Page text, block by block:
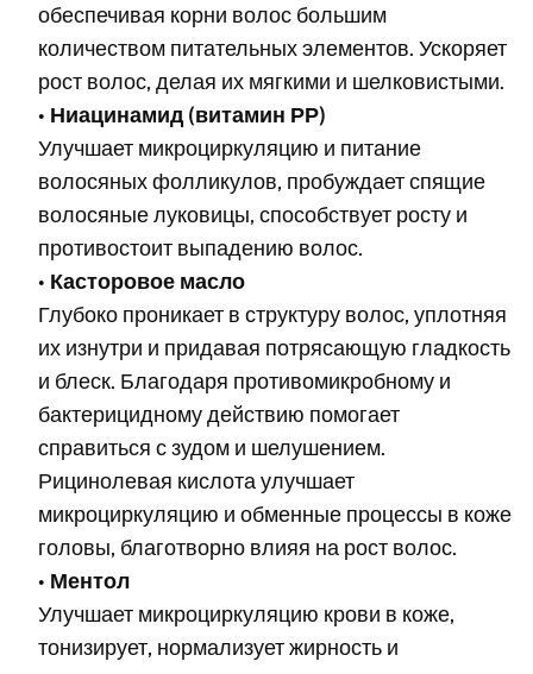
обеспечивая корни волос большим
количеством питательных элементов. Ускоряет
рост волос, делая их мягкими и шелковистыми.
• Ниацинамид (витамин РР)
Улучшает микроциркуляцию и питание
волосяных фолликулов, пробуждает спящие
волосяные луковицы, способствует росту и
противостоит выпадению волос.
• Касторовое масло
Глубоко проникает в структуру волос, уплотняя
их изнутри и придавая потрясающую гладкость
и блеск. Благодаря противомикробному и
бактерицидному действию помогает
справиться с зудом и шелушением.
Рицинолевая кислота улучшает
микроциркуляцию и обменные процессы в коже
головы, благотворно влияя на рост волос.
• Ментол
Улучшает микроциркуляцию крови в коже,
тонизирует, нормализует жирность и